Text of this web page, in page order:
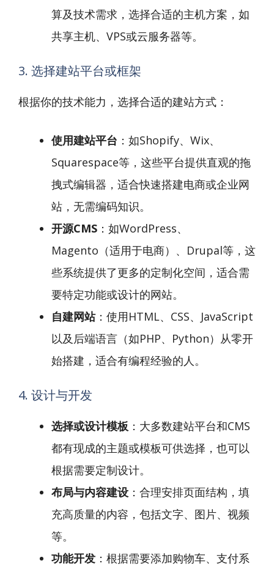
算及技术需求，选择合适的主机方案，如
共享主机、VPS或云服务器等。
3. 选择建站平台或框架
根据你的技术能力，选择合适的建站方式：
使用建站平台 ：如Shopify、Wix、
Squarespace等，这些平台提供直观的拖
拽式编辑器，适合快速搭建电商或企业网
站，无需编码知识。
开源CMS ：如WordPress、
Magento（适用于电商）、Drupal等，这
些系统提供了更多的定制化空间，适合需
要特定功能或设计的网站。
自建网站：使用HTML、CSS、JavaScript
以及后端语言（如PHP、Python）从零开
始搭建，适合有编程经验的人。
4. 设计与开发
选择或设计模板 ：大多数建站平台和CMS
都有现成的主题或模板可供选择，也可以
根据需要定制设计。
布局与内容建设 ：合理安排页面结构，填
充高质量的内容，包括文字、图片、视频
等。
功能开发 ：根据需要添加购物车、支付系